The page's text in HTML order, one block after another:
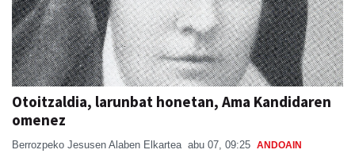
Otoitzaldia, larunbat honetan, Ama Kandidaren
omenez
Berrozpeko Jesusen Alaben Elkartea abu 07, 09:25 ANDOAIN